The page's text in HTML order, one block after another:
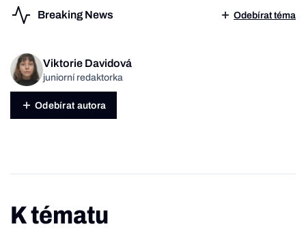
Breaking News Odebírat téma
Viktorie Davidová
juniorní redaktorka
Odebírat autora
K tématu